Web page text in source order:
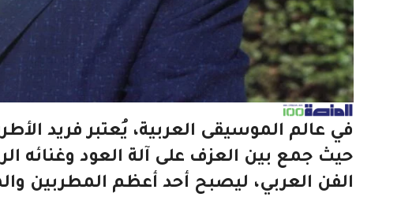
في عالم الموسيقى العربية، يُعتبر فريد
حيث جمع بين العزف على آلة العود وغنائه
الفن العربي، ليصبح أحد أعظم المطربين